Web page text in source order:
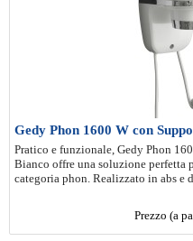
Gedy Phon 1600 W con
Pratico e funzionale, Gedy Phon
Bianco offre una soluzione perfetta
categoria phon. Realizzato in abs
Prezzo (a